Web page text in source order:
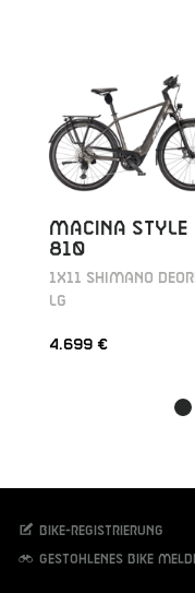
MACINA STYLE
810
1X11 SHIMANO
LG
4.699 €
Bike-Registrierung
Gestohlenes Bike